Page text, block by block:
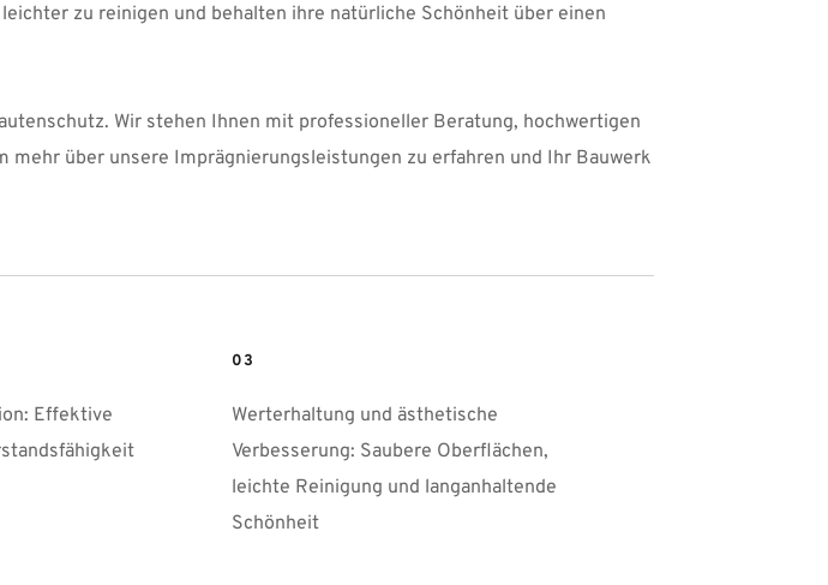
zu reinigen und behalten ihre natürliche Schönheit über einen
Wir stehen Ihnen mit professioneller Beratung, hochwertigen
über unsere Imprägnierungsleistungen zu erfahren und Ihr Bauwerk
Effektive
03
Werterhaltung und ästhetische
Verbesserung: Saubere Oberflächen,
leichte Reinigung und langanhaltende
Schönheit